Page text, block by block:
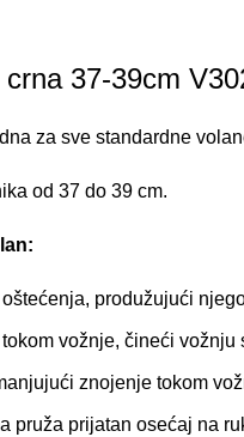
37-39cm
za sve standardne
od 37 do 39 cm.
produžujući
vožnje, čineći vožnju
znojenje tokom
pruža prijatan osećaj na